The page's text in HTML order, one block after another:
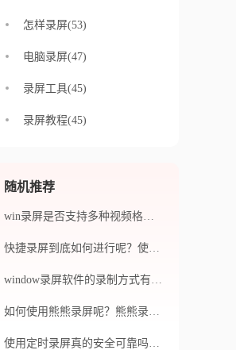
怎样录屏(53)
电脑录屏(47)
录屏工具(45)
录屏教程(45)
随机推荐
win录屏是否支持多种视频格式？win录屏的录制质量如何？
快捷录屏到底如何进行呢？使用哪些工具可以获取最佳效果呢？
window录屏软件的录制方式有哪些？如何使用window录屏软件进行音频录制？
如何使用熊熊录屏呢？熊熊录屏有哪些功能呢？
使用定时录屏真的安全可靠吗？会不会因为录屏而泄露隐私？